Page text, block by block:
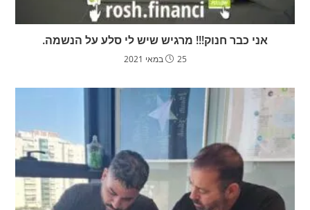
אני כבר חנוק!!! מרגיש שיש לי סלע על הנשמה.
25 במאי 2021